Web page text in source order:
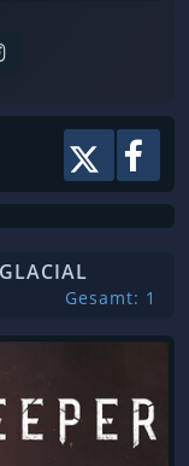
Gesamt: 1